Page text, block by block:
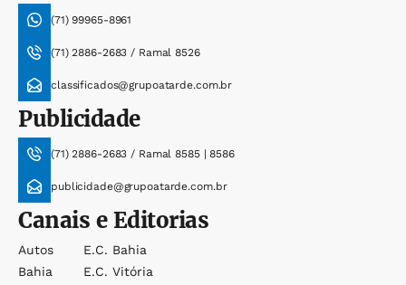
(71) 99965-8961
(71) 2886-2683 / Ramal 8526
classificados@grupoatarde.com.br
Publicidade
(71) 2886-2683 / Ramal 8585 | 8586
publicidade@grupoatarde.com.br
Canais e Editorias
Autos
Bahia
E.c. Bahia
E.c. Vitória